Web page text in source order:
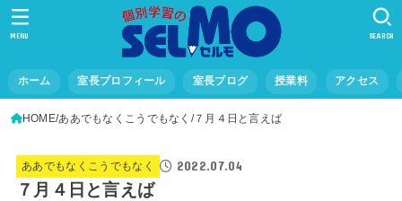
ホーム 室長プロフィール 室長ブログ 授業料 アクセス
SEARCH
MENU
HOME ああでもなくこうでもなく ７月４日と言えば
ああでもなくこうでもなく 2022.07.04
７月４日と言えば